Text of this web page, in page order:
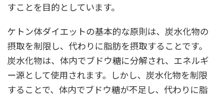
すことを目的としています。
ケトン体ダイエットの基本的な原則は、炭水化物の
摂取を制限し、代わりに脂肪を摂取することです。
炭水化物は、体内でブドウ糖に分解され、エネルギ
ー源として使用されます。しかし、炭水化物を制限
することで、体内でブドウ糖が不足し、代わりに脂